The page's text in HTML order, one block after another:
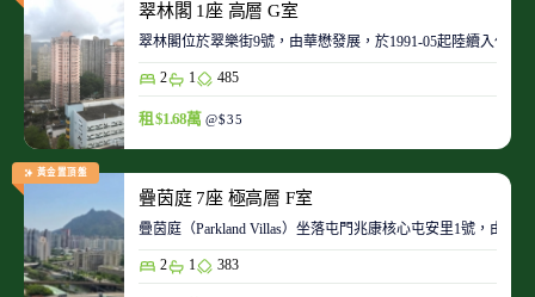
翠林閣 1座 高層 G室
翠林閣位於翠樂街9號，由華懋發展，於1991-05起陸續入伙
2 1 485
租 $1.68萬 @$35
黃金置頂盤
疊茵庭 7座 極高層 F室
疊茵庭（Parkland Villas）坐落屯門兆康核心屯安里1號，由
2 1 383